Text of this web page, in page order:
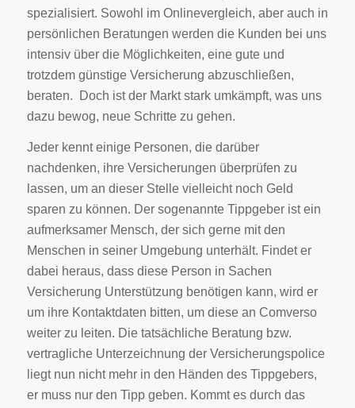
spezialisiert. Sowohl im Onlinevergleich, aber auch in
persönlichen Beratungen werden die Kunden bei uns
intensiv über die Möglichkeiten, eine gute und
trotzdem günstige Versicherung abzuschließen,
beraten. Doch ist der Markt stark umkämpft, was uns
dazu bewog, neue Schritte zu gehen.
Jeder kennt einige Personen, die darüber
nachdenken, ihre Versicherungen überprüfen zu
lassen, um an dieser Stelle vielleicht noch Geld
sparen zu können. Der sogenannte Tippgeber ist ein
aufmerksamer Mensch, der sich gerne mit den
Menschen in seiner Umgebung unterhält. Findet er
dabei heraus, dass diese Person in Sachen
Versicherung Unterstützung benötigen kann, wird er
um ihre Kontaktdaten bitten, um diese an Comverso
weiter zu leiten. Die tatsächliche Beratung bzw.
vertragliche Unterzeichnung der Versicherungspolice
liegt nun nicht mehr in den Händen des Tippgebers,
er muss nur den Tipp geben. Kommt es durch das